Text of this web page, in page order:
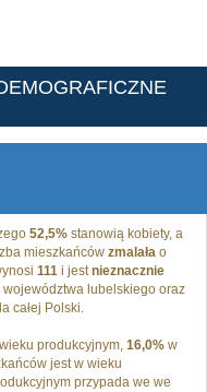
52,5% stanowią kobiety, a
mieszkańców zmalała o
111 i jestnieznacznie
lubelskiego oraz
całej Polski.
produkcyjnym, 16,0% w
jest w wieku
przypada we we